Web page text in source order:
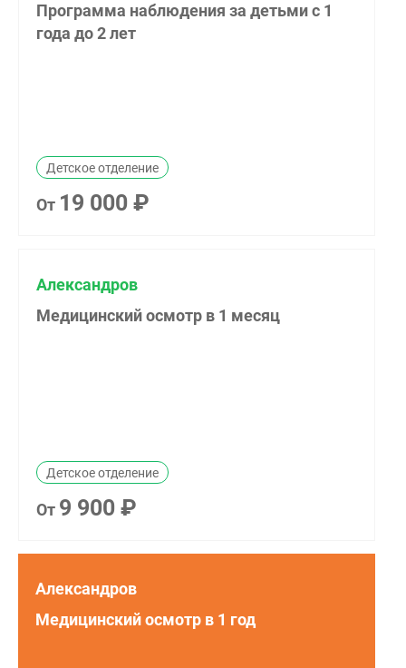
Программа наблюдения за детьми с 1
года до 2 лет
Детское отделение
От 19 000 ₽
Александров
Медицинский осмотр в 1 месяц
Детское отделение
От 9 900 ₽
Александров
Медицинский осмотр в 1 год